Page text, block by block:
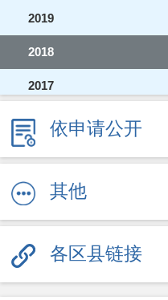
2019
2018
2017
2016
2014
2013
2012
2011
依申请公开
其他
各区县链接